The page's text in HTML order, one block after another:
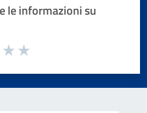
le informazioni su